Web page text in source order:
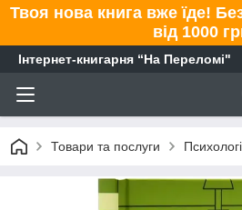
Твоя нова книга вже їде!
від 1000
Інтернет-книгарня “На Переломі"
Товари та послуги